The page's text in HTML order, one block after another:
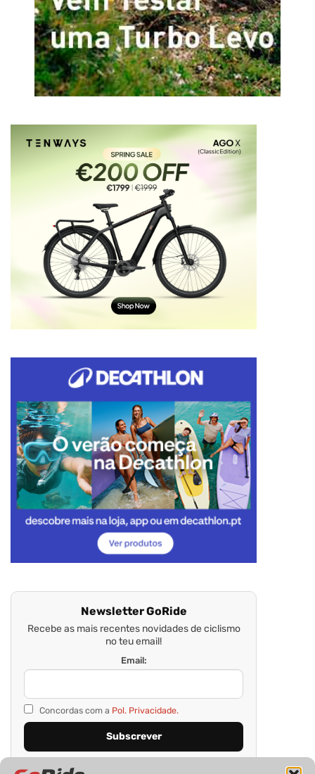
Newsletter GoRide
Recebe as mais recentes novidades de ciclismo
no teu email!
Email:
Concordas com a Pol. Privacidade.